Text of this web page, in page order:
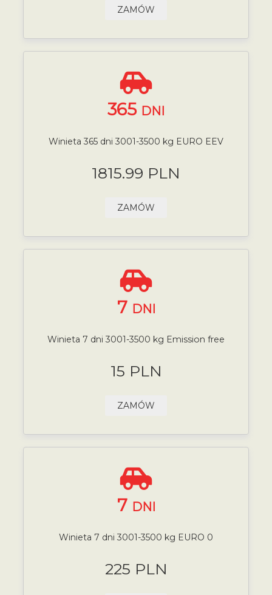
ZAMÓW
365 DNI
Winieta 365 dni 3001-3500 kg EURO EEV
1815.99 PLN
ZAMÓW
7 DNI
Winieta 7 dni 3001-3500 kg Emission free
15 PLN
ZAMÓW
7 DNI
Winieta 7 dni 3001-3500 kg EURO 0
225 PLN